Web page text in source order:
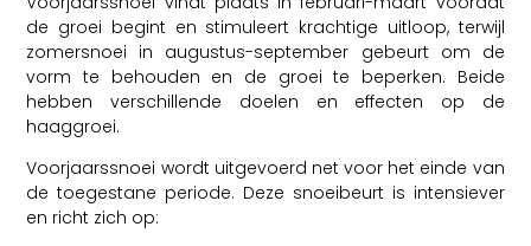
de groei begint en stimuleert krachtige uitloop, terwijl
zomersnoei in augustus-september gebeurt om de
vorm te behouden en de groei te beperken. Beide
hebben verschillende doelen en effecten op de
haaggroei.
Voorjaarssnoei wordt uitgevoerd net voor het einde van
de toegestane periode. Deze snoeibeurt is intensiever
en richt zich op: